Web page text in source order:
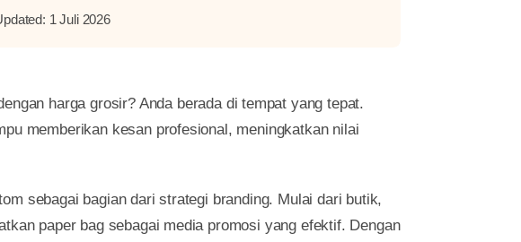
1 Juli 2026
harga grosir? Anda berada di tempat yang tepat.
memberikan kesan profesional, meningkatkan nilai
sebagai bagian dari strategi branding. Mulai dari butik,
paper bag sebagai media promosi yang efektif. Dengan